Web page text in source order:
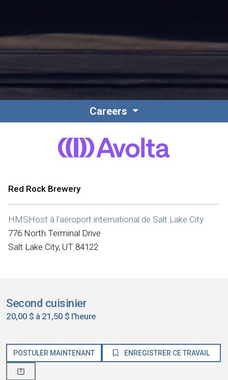
Careers
Red Rock Brewery
HMSHost à l’aéroport international de Salt Lake City
776 North Terminal Drive
Salt Lake City, UT 84122
Second cuisinier
20,00 $ à 21,50 $ l'heure
POSTULER MAINTENANT ENREGISTRER CE TRAVAIL